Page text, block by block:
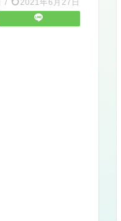
/ 2021年6月27日